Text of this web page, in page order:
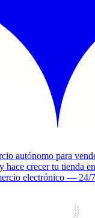
autónomo para
hace crecer tu tienda
electrónico — 24/